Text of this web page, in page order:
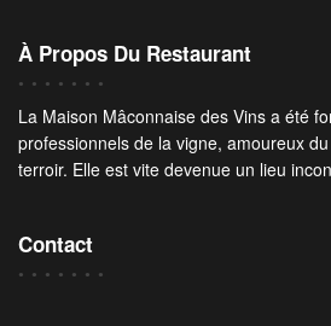
À Propos Du Restaurant
La Maison Mâconnaise des Vins a été
professionnels de la vigne, amoureux
terroir. Elle est vite devenue un lieu
Contact